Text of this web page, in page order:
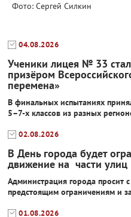
Фото: Сергей Силкин
04.08.2026
Ученики лицея № 33
призёром
перемена»
В финальных испытаниях
5–7-х классов из разных
02.08.2026
В День города будет
движение на части улиц
Администрация города просит
предстоящим ограничениям и
01.08.2026